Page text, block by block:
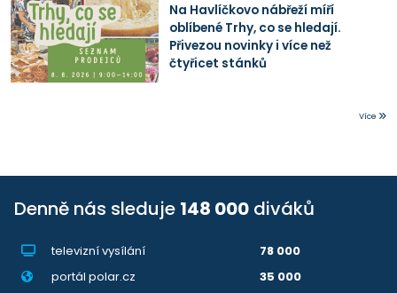
Na Havlíčkovo nábřeží míří
oblíbené Trhy, co se hledají.
Přivezou novinky i více než
čtyřicet stánků
Více
Denně nás sleduje 148 000 diváků
televizní vysílání
78 000
portál polar.cz
35 000